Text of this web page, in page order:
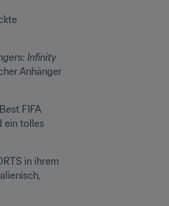
Infinity
Anhänger
FIFA
ein tolles
in ihrem